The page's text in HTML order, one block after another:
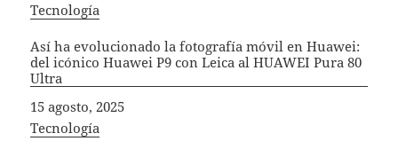
In relation to
Tecnología
Así ha evolucionado la fotografía móvil en Huawei:
del icónico Huawei P9 con Leica al HUAWEI Pura 80
Ultra
Fecha
15 agosto, 2025
In relation to
Tecnología